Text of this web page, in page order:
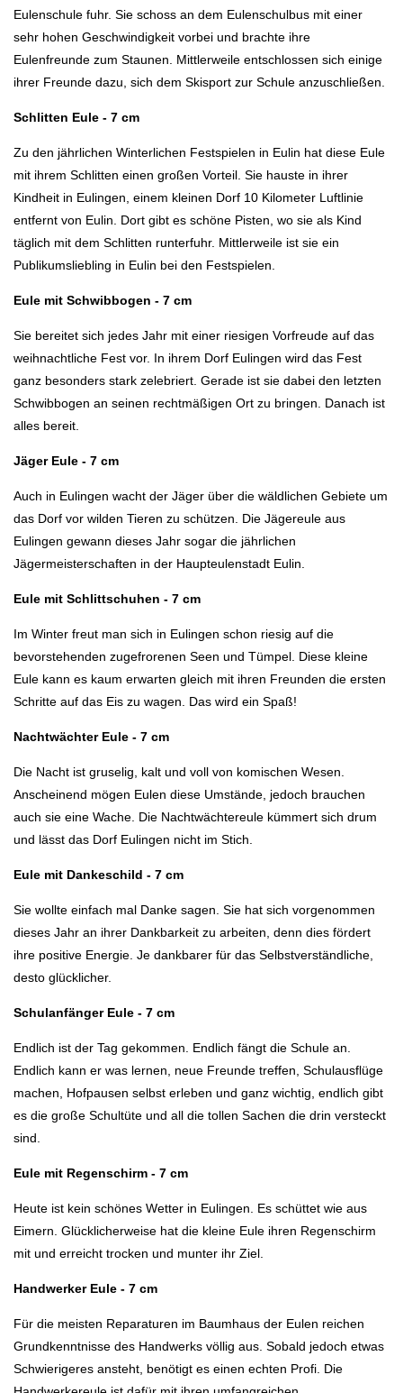
Eulenschule fuhr. Sie schoss an dem Eulenschulbus mit einer
sehr hohen Geschwindigkeit vorbei und brachte ihre
Eulenfreunde zum Staunen. Mittlerweile entschlossen sich einige
ihrer Freunde dazu, sich dem Skisport zur Schule anzuschließen.
Schlitten Eule - 7 cm
Zu den jährlichen Winterlichen Festspielen in Eulin hat diese Eule
mit ihrem Schlitten einen großen Vorteil. Sie hauste in ihrer
Kindheit in Eulingen, einem kleinen Dorf 10 Kilometer Luftlinie
entfernt von Eulin. Dort gibt es schöne Pisten, wo sie als Kind
täglich mit dem Schlitten runterfuhr. Mittlerweile ist sie ein
Publikumsliebling in Eulin bei den Festspielen.
Eule mit Schwibbogen - 7 cm
Sie bereitet sich jedes Jahr mit einer riesigen Vorfreude auf das
weihnachtliche Fest vor. In ihrem Dorf Eulingen wird das Fest
ganz besonders stark zelebriert. Gerade ist sie dabei den letzten
Schwibbogen an seinen rechtmäßigen Ort zu bringen. Danach ist
alles bereit.
Jäger Eule - 7 cm
Auch in Eulingen wacht der Jäger über die wäldlichen Gebiete um
das Dorf vor wilden Tieren zu schützen. Die Jägereule aus
Eulingen gewann dieses Jahr sogar die jährlichen
Jägermeisterschaften in der Haupteulenstadt Eulin.
Eule mit Schlittschuhen - 7 cm
Im Winter freut man sich in Eulingen schon riesig auf die
bevorstehenden zugefrorenen Seen und Tümpel. Diese kleine
Eule kann es kaum erwarten gleich mit ihren Freunden die ersten
Schritte auf das Eis zu wagen. Das wird ein Spaß!
Nachtwächter Eule - 7 cm
Die Nacht ist gruselig, kalt und voll von komischen Wesen.
Anscheinend mögen Eulen diese Umstände, jedoch brauchen
auch sie eine Wache. Die Nachtwächtereule kümmert sich drum
und lässt das Dorf Eulingen nicht im Stich.
Eule mit Dankeschild - 7 cm
Sie wollte einfach mal Danke sagen. Sie hat sich vorgenommen
dieses Jahr an ihrer Dankbarkeit zu arbeiten, denn dies fördert
ihre positive Energie. Je dankbarer für das Selbstverständliche,
desto glücklicher.
Schulanfänger Eule - 7 cm
Endlich ist der Tag gekommen. Endlich fängt die Schule an.
Endlich kann er was lernen, neue Freunde treffen, Schulausflüge
machen, Hofpausen selbst erleben und ganz wichtig, endlich gibt
es die große Schultüte und all die tollen Sachen die drin versteckt
sind.
Eule mit Regenschirm - 7 cm
Heute ist kein schönes Wetter in Eulingen. Es schüttet wie aus
Eimern. Glücklicherweise hat die kleine Eule ihren Regenschirm
mit und erreicht trocken und munter ihr Ziel.
Handwerker Eule - 7 cm
Für die meisten Reparaturen im Baumhaus der Eulen reichen
Grundkenntnisse des Handwerks völlig aus. Sobald jedoch etwas
Schwierigeres ansteht, benötigt es einen echten Profi. Die